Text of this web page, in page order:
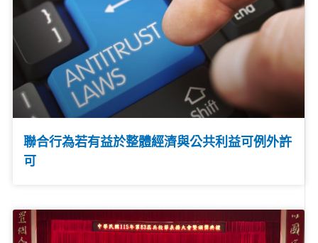
聯合行為若有益於整體經濟與公共利益可例外許
可